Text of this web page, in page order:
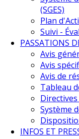
(SGES)
Plan
Suivi -
PASSATIONS
Avis
Avis
Avis de
Tableau
Système
INFOS ET
a pour objectif